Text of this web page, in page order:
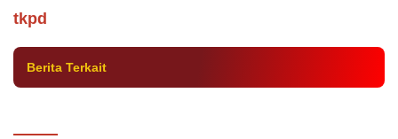
tkpd404 Ribu Orang
Berita Terkait